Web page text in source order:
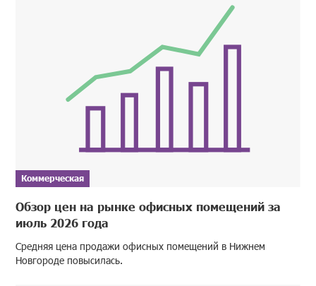
Коммерческая
Обзор цен на рынке офисных помещений за
июль 2026 года
Средняя цена продажи офисных помещений в Нижнем
Новгороде повысилась.